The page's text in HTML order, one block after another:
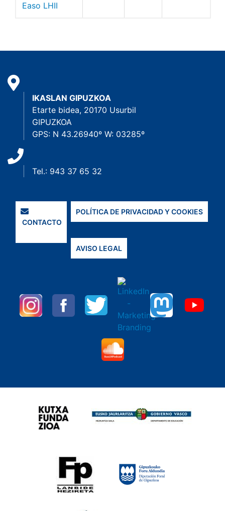
Easo LHII
IKASLAN GIPUZKOA
Etarte bidea, 20170 Usurbil
GIPUZKOA
GPS: N 43.26940º W: 03285º
Tel.: 943 37 65 32
CONTACTO
POLÍTICA DE PRIVACIDAD Y COOKIES
AVISO LEGAL